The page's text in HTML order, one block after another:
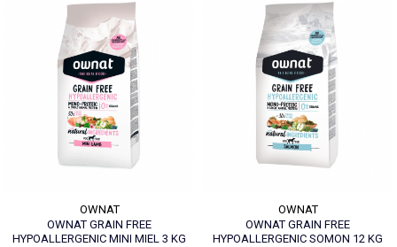
OWNAT
OWNAT GRAIN FREE
HYPOALLERGENIC MINI MIEL 3 KG
OWNAT
OWNAT GRAIN FREE
HYPOALLERGENIC SOMON 12 KG